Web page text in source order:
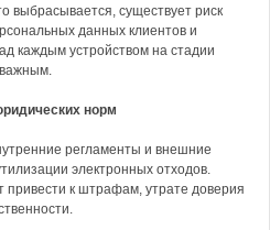
выбрасывается, существует риск
данных клиентов и
каждым устройством на стадии
важным.
норм
регламенты и внешние
электронных отходов.
к штрафам, утрате доверия